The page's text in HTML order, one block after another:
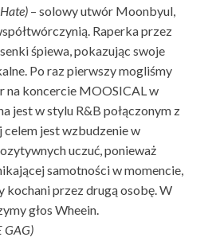
– solowy utwór Moonbyul,
Raperka przez
śpiewa, pokazując swoje
Po raz pierwszy mogliśmy
na koncercie MOOSICAL w
jest w stylu R&B połączonym z
celem jest wzbudzenie w
uczuć, ponieważ
samotności w momencie,
kochani przez drugą osobę. W
głos Wheein.
GAG)